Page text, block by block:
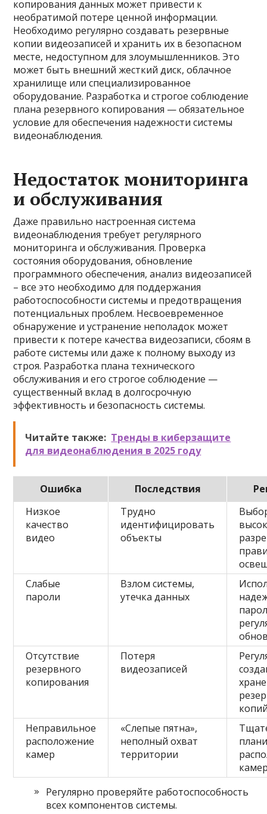
копирования данных может привести к
необратимой потере ценной информации.
Необходимо регулярно создавать резервные
копии видеозаписей и хранить их в безопасном
месте, недоступном для злоумышленников. Это
может быть внешний жесткий диск, облачное
хранилище или специализированное
оборудование. Разработка и строгое соблюдение
плана резервного копирования — обязательное
условие для обеспечения надежности системы
видеонаблюдения.
Недостаток мониторинга
и обслуживания
Даже правильно настроенная система
видеонаблюдения требует регулярного
мониторинга и обслуживания. Проверка
состояния оборудования, обновление
программного обеспечения, анализ видеозаписей
– все это необходимо для поддержания
работоспособности системы и предотвращения
потенциальных проблем. Несвоевременное
обнаружение и устранение неполадок может
привести к потере качества видеозаписи, сбоям в
работе системы или даже к полному выходу из
строя. Разработка плана технического
обслуживания и его строгое соблюдение —
существенный вклад в долгосрочную
эффективность и безопасность системы.
Читайте также: Тренды в киберзащите
для видеонаблюдения в 2025 году
Ошибка Последствия
Низкое
качество
видео
Трудно
идентифицировать
объекты
Слабые
пароли
Взлом системы,
утечка данных
Отсутствие
резервного
копирования
Потеря
видеозаписей
Неправильное
расположение
камер
«Слепые пятна»,
неполный охват
территории
Регулярно проверяйте работоспособность
всех компонентов системы.